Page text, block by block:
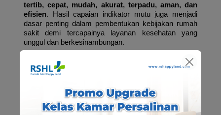
tertib, cepat, mudah, akurat, terpadu, aman, dan
efisien. Hasil capaian indikator mutu juga menjadi
dasar penting dalam pembentukan kebijakan rumah
sakit demi tercapainya layanan kesehatan yang
unggul dan berkesinambungan.
Sepanjang periode Januari hingga Juni 2025, RS
Happy Land berhasil mencatat berbagai pencapaian
indikator mutu di atas target yang telah ditetapkan.
Beberapa di antaranya adalah: